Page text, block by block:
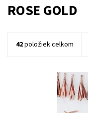
ROSE GOLD
42položiek celkom
Papierový banner
baleni velkost 1,8m